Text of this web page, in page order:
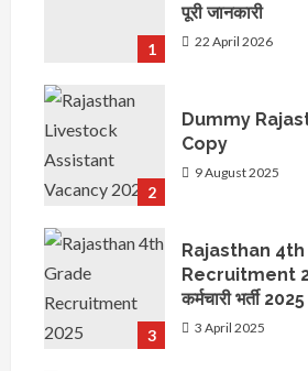
1
पूरी जानकारी
22 April 2026
2
Dummy
Copy
9 August 2025
3
Rajasthan
Recruitment
कर्मचारी भर्ती
3 April 2025